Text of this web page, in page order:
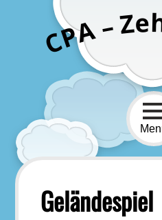
CPA–Ze
Geländespiel